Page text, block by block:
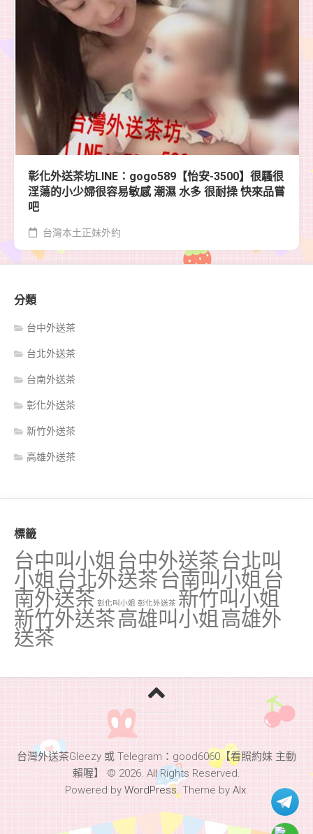
彰化外送茶坊LINE：gogo589【怡安-3500】很騷很
淫蕩的小少婦很容易敏感 潮濕 水多 很耐操 快來品嘗
吧
台灣本土正妹外約
分類
台中外送茶
台北外送茶
台南外送茶
彰化外送茶
新竹外送茶
高雄外送茶
標籤
台中叫小姐 台中外送茶 台北叫
小姐 台北外送茶 台南叫小姐 台
南外送茶 彰化叫小姐 彰化外送茶 新竹叫小姐
新竹外送茶高雄叫小姐 高雄外
送茶
台灣外送茶Gleezy 或 Telegram：good6060【看照約妹 主動
賴喔】 © 2026. All Rights Reserved.
Powered by WordPress. Theme by Alx.